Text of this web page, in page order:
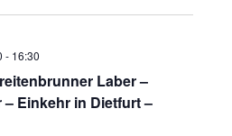
Laber –
– Einkehr in Dietfurt –
- 16:30